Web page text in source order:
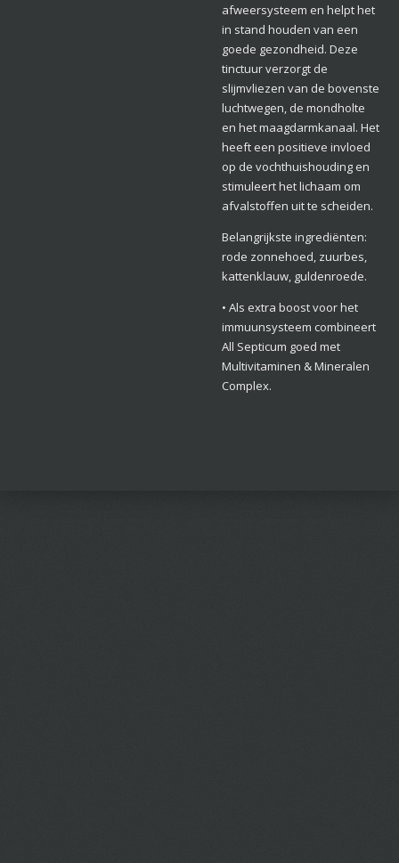
afweersysteem en helpt het
in stand houden van een
goede gezondheid. Deze
tinctuur verzorgt de
slijmvliezen van de bovenste
luchtwegen, de mondholte
en het maagdarmkanaal. Het
heeft een positieve invloed
op de vochthuishouding en
stimuleert het lichaam om
afvalstoffen uit te scheiden.
Belangrijkste ingrediënten:
rode zonnehoed, zuurbes,
kattenklauw, guldenroede.
• Als extra boost voor het
immuunsysteem combineert
All Septicum goed met
Multivitaminen & Mineralen
Complex.